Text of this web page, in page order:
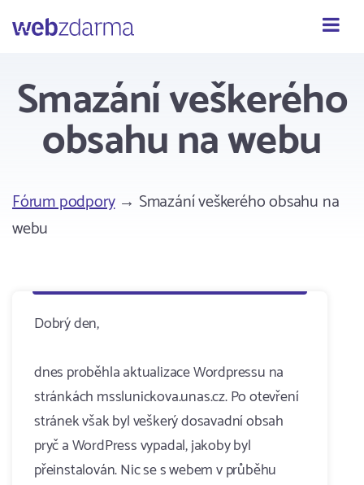
Webzdarma
Smazání veškerého
obsahu na webu
Fórum podpory→ Smazání veškerého obsahu na
webu
Dobrý den,
dnes proběhla aktualizace Wordpressu na
stránkách msslunickova.unas.cz. Po otevření
stránek však byl veškerý dosavadní obsah
pryč a WordPress vypadal, jakoby byl
přeinstalován. Nic se s webem v průběhu